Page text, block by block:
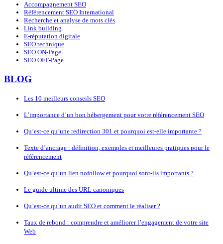
Accompagnement SEO
Référencement SEO International
Recherche et analyse de mots clés
Link building
E-réputation digitale
SEO technique
SEO ON-Page
SEO OFF-Page
BLOG
Les 10 meilleurs conseils SEO
L’importance d’un bon hébergement pour votre référencement SEO
Qu’est-ce qu’une redirection 301 et pourquoi est-elle importante ?
Texte d’ancrage : définition, exemples et meilleures pratiques pour le
référencement
Qu’est-ce qu’un lien nofollow et pourquoi sont-ils importants ?
Le guide ultime des URL canoniques
Qu’est-ce qu’un audit SEO et comment le réaliser ?
Taux de rebond : comprendre et améliorer l’engagement de votre site
Web